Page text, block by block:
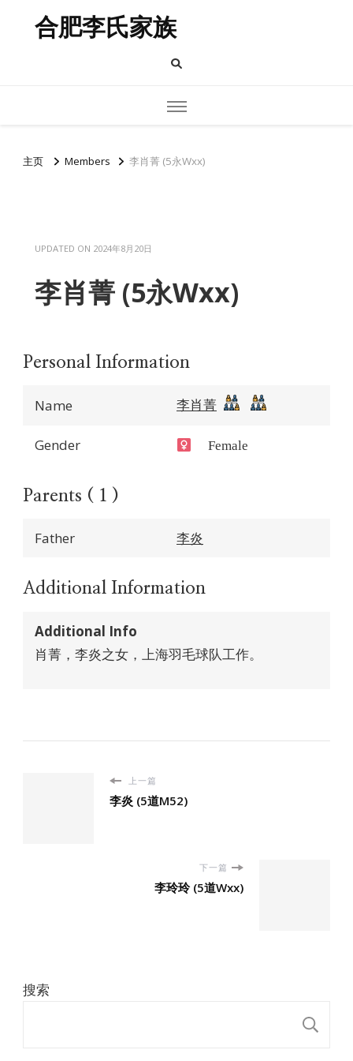
合肥李氏家族
主页 Members 李肖菁 (5永Wxx)
UPDATED ON 2024年8月20日
李肖菁 (5永Wxx)
Personal Information
Name 李肖菁
Gender Female
Parents ( 1 )
Father 李炎
Additional Information
Additional Info
肖菁，李炎之女，上海羽毛球队工作。
上一篇
李炎 (5道M52)
下一篇
李玲玲 (5道Wxx)
搜索